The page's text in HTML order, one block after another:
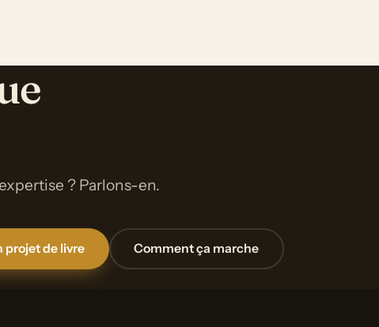
? Parlons-en.
projet de livre Comment ça marche